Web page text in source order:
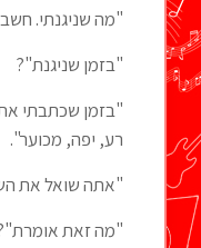
"מה שניגנתי.
"בזמן שניגנת"?
"בזמן שכתבתי
רע, יפה, מכוער".
"אתה שואל את
"מה זאת